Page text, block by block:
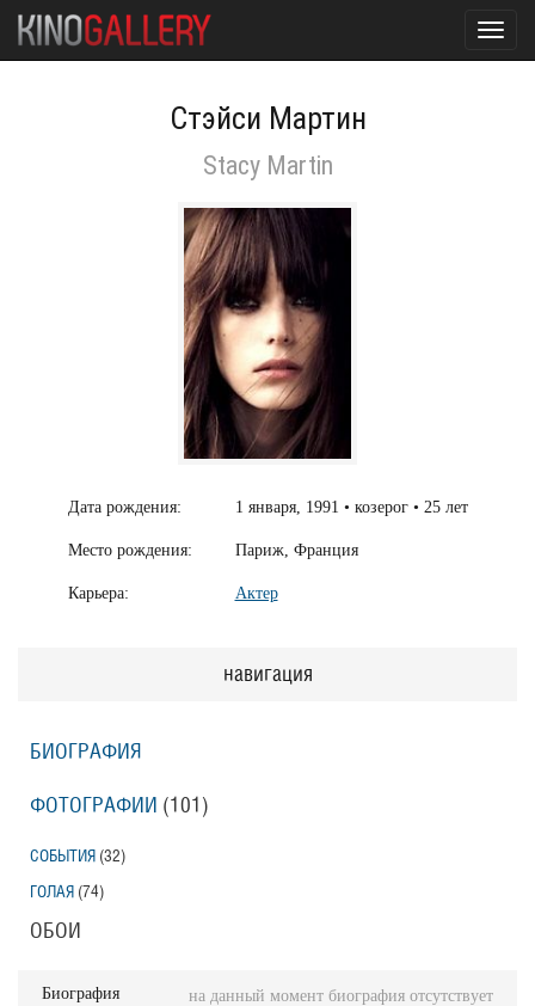
Стэйси Мартин
Stacy Martin
Дата рождения: 1 января, 1991 • козерог • 25 лет
Место рождения: Париж, Франция
Карьера: Актер
навигация
БИОГРАФИЯ
ФОТОГРАФИИ (101 )
СОБЫТИЯ (32)
ГОЛАЯ (74)
ОБОИ
Биография на данный момент биография отсутствует